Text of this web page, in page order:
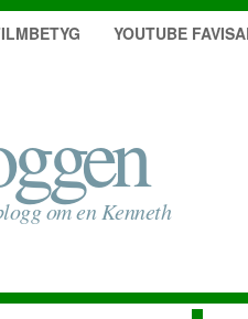
om en Kenneth
YOUTUBE